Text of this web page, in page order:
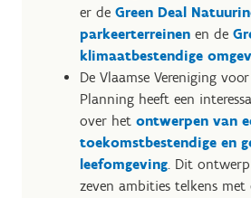
er de Green Deal
parkeerterreinen en de
klimaatbestendige
De Vlaamse Vereniging
Planning heeft een
over het ontwerpen van
toekomstbestendige en
leefomgeving. Dit
zeven ambities telkens